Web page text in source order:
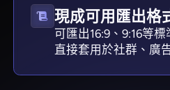
現成可用匯出格
可匯出16:9、9:16等
直接套用於社群、廣